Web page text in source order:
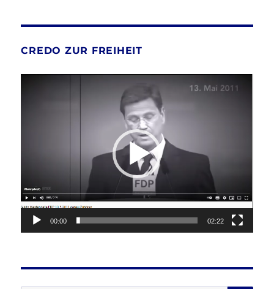
CREDO ZUR FREIHEIT
00:00 02:22